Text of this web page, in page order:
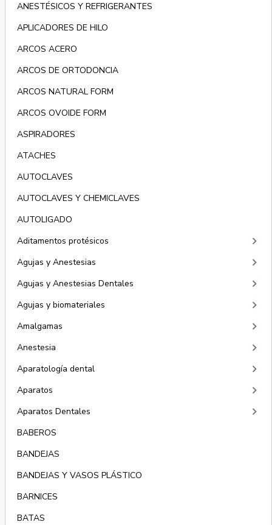
ANESTÉSICOS Y REFRIGERANTES
APLICADORES DE HILO
ARCOS ACERO
ARCOS DE ORTODONCIA
ARCOS NATURAL FORM
ARCOS OVOIDE FORM
ASPIRADORES
ATACHES
AUTOCLAVES
AUTOCLAVES Y CHEMICLAVES
AUTOLIGADO
Aditamentos protésicos
keyboard_arrow_right
Agujas y Anestesias keyboard_arrow_right
Agujas y Anestesias Dentales keyboard_arrow_right
Agujas y biomateriales keyboard_arrow_right
Amalgamas keyboard_arrow_right
Anestesia keyboard_arrow_right
Aparatología dental keyboard_arrow_right
Aparatos keyboard_arrow_right
Aparatos Dentales keyboard_arrow_right
BABEROS
BANDEJAS
BANDEJAS Y VASOS PLÁSTICO
BARNICES
BATAS